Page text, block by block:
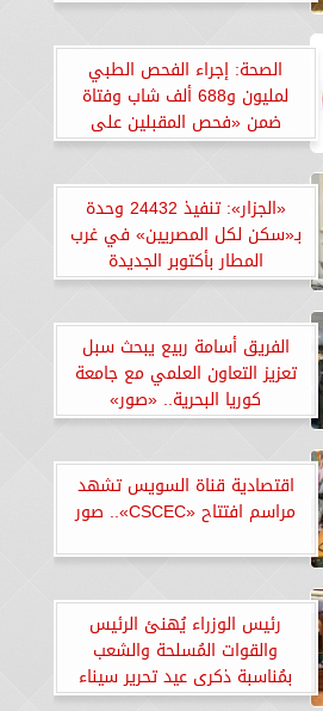
الصحة: إجراء الفحص الطبي
لمليون و688 ألف شاب وفتاة
ضمن «فحص المقبلين على
الزواج»
«الجزار»: تنفيذ 24432 وحدة
بـ«سكن لكل المصريين» في غرب
المطار بأكتوبر الجديدة
الفريق أسامة ربيع يبحث سبل
تعزيز التعاون العلمي مع جامعة
كوريا البحرية.. «صور»
اقتصادية قناة السويس تشهد
مراسم افتتاح «CSCEC».. صور
رئيس الوزراء يُهنئ الرئيس
والقوات المُسلحة والشعب
بمُناسبة ذكرى عيد تحرير سيناء